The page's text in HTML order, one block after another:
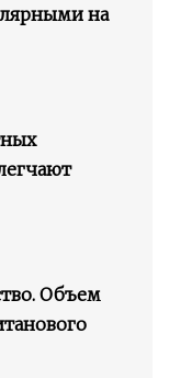
на
Объем